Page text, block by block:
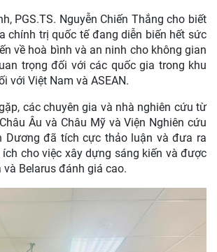
PGS.TS. Nguyễn Chiến Thắng cho biết
chính trị quốc tế đang diễn biến hết sức
về hoà bình và an ninh cho không gian
trọng đối với các quốc gia trong khu
với Việt Nam và ASEAN.
các chuyên gia và nhà nghiên cứu từ
Âu và Châu Mỹ và Viện Nghiên cứu
Dương đã tích cực thảo luận và đưa ra
cho việc xây dựng sáng kiến và được
Belarus đánh giá cao.